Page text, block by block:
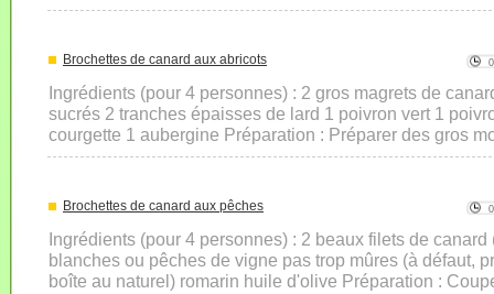
Brochettes de canard aux abricots
Ingrédients (pour 4 personnes) : 2 gros magrets de
sucrés 2 tranches épaisses de lard 1 poivron vert 1
courgette 1 aubergine Préparation : Préparer des gros
Brochettes de canard aux pêches
Ingrédients (pour 4 personnes) : 2 beaux filets de
blanches ou pêches de vigne pas trop mûres (à défaut,
boîte au naturel) romarin huile d'olive Préparation :